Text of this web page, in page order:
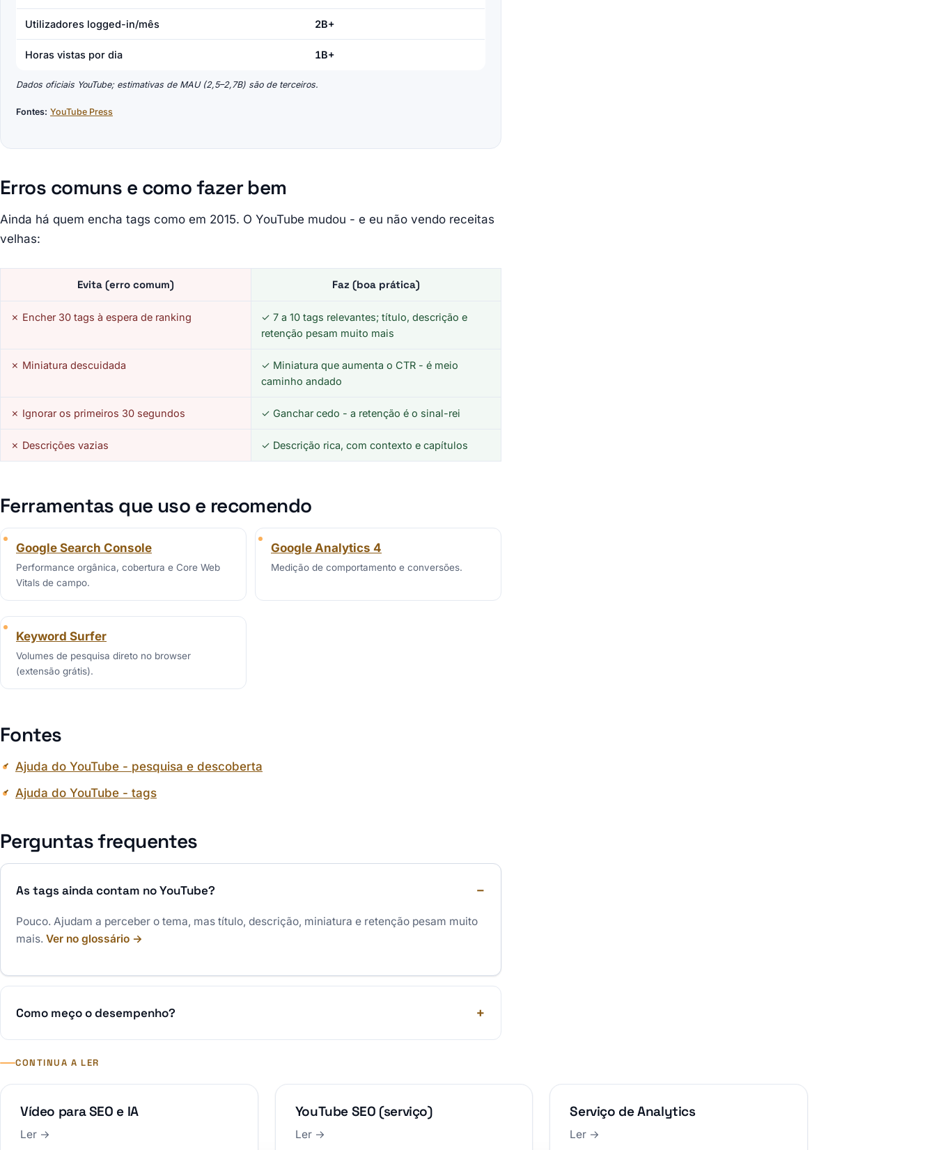
Utilizadores logged-in/mês 2B+
Horas vistas por dia 1B+
Dados oficiais YouTube; estimativas de MAU (2,5–2,7B) são de terceiros.
Fontes: YouTube Press
Erros comuns e como fazer bem
Ainda há quem encha tags como em 2015. O YouTube mudou - e eu não vendo receitas
velhas:
Evita (erro comum) Faz (boa prática)
✗ Encher 30 tags à espera de ranking
✓ 7 a 10 tags relevantes; título, descrição e
retenção pesam muito mais
✗ Miniatura descuidada
✓ Miniatura que aumenta o CTR - é meio
caminho andado
✗ Ignorar os primeiros 30 segundos ✓ Ganchar cedo - a retenção é o sinal-rei
✗ Descrições vazias ✓ Descrição rica, com contexto e capítulos
Ferramentas que uso e recomendo
Google Search Console
Performance orgânica, cobertura e Core Web
Vitals de campo.
Google Analytics 4
Medição de comportamento e conversões.
Keyword Surfer
Volumes de pesquisa direto no browser
(extensão grátis).
Fontes
Ajuda do YouTube - pesquisa e descoberta
Ajuda do YouTube - tags
Perguntas frequentes
As tags ainda contam no YouTube?
Pouco. Ajudam a perceber o tema, mas título, descrição, miniatura e retenção pesam muito
mais. Ver no glossário →
Como meço o desempenho?
CONTINUA A LER
Vídeo para SEO e IA
Ler →
YouTube SEO (serviço)
Ler →
Serviço de Analytics
Ler →